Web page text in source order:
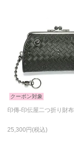
クーポン対象
25,300